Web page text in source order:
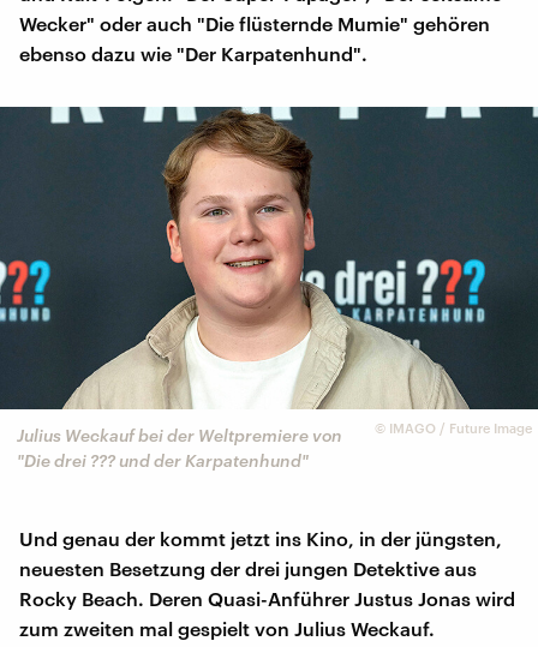
Wecker" oder auch "Die flüsternde Mumie" gehören
ebenso dazu wie "Der Karpatenhund".
© IMAGO / Future Image
Julius Weckauf bei der Weltpremiere von
"Die drei ??? und der Karpatenhund"
Und genau der kommt jetzt ins Kino, in der jüngsten,
neuesten Besetzung der drei jungen Detektive aus
Rocky Beach. Deren Quasi-Anführer Justus Jonas wird
zum zweiten mal gespielt von Julius Weckauf.